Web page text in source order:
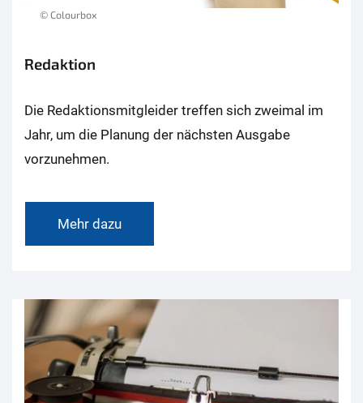
© Colourbox
Redaktion
Die Redaktionsmitgleider treffen sich zweimal im
Jahr, um die Planung der nächsten Ausgabe
vorzunehmen.
Mehr dazu